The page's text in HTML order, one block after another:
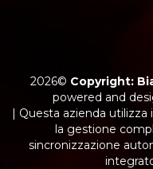
2026© Copyright:
powered and
| Questa azienda utilizza
la gestione
sincronizzazione